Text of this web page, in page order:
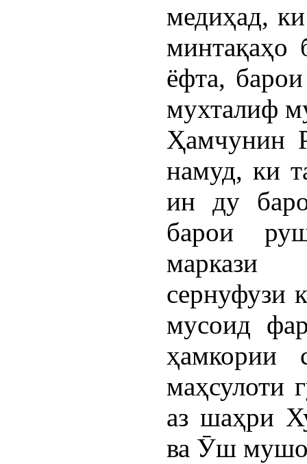
медиҳад,
минтақаҳо
ёфта,
мухталиф
Ҳамчунин
намуд, ки
ин ду
барои
маркази
сернуфузи
мусоид
ҳамкории
маҳсулоти
аз шаҳри
ва Ӯш